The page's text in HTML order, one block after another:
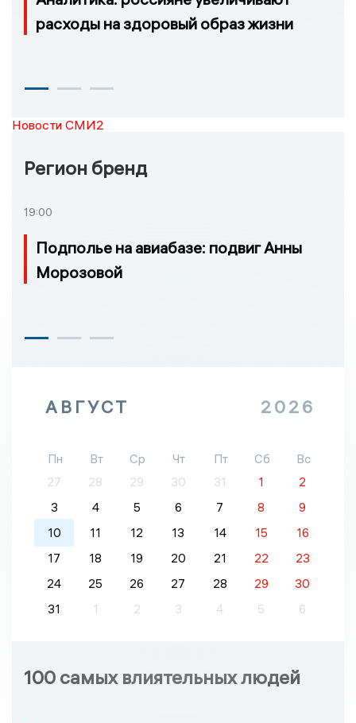
расходы на здоровый образ жизни
Новости СМИ2
Регион бренд
19:00
Подполье на авиабазе: подвиг Анны
Морозовой
АВГУСТ 2026
Пн Вт Ср Чт Пт Сб
Вс
27
28 29 30 31 1
2
3
4 5 6 7 8
9
10
11 12 13 14 15
16
17
18 19 20 21 22
23
24
25 26 27 28 29
30
31
1 2 3 4 5 6
100 самых влиятельных людей